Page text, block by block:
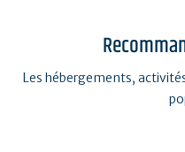
Les hébergements,